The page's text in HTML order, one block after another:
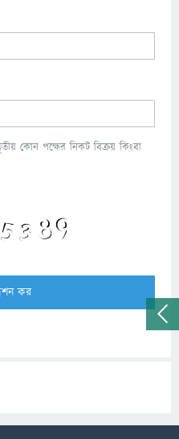
কোন পক্ষের নিকট বিক্রয় কিংবা